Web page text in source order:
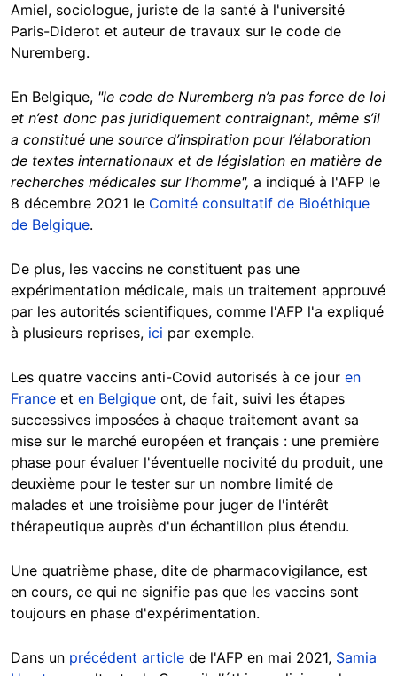
Amiel, sociologue, juriste de la santé à l'université
Paris-Diderot et auteur de travaux sur le code de
Nuremberg.
En Belgique, "le code de Nuremberg n’a pas force de loi
et n’est donc pas juridiquement contraignant, même s’il
a constitué une source d’inspiration pour l’élaboration
de textes internationaux et de législation en matière de
recherches médicales sur l’homme", a indiqué à l'AFP le
8 décembre 2021 le Comité consultatif de Bioéthique
de Belgique.
De plus, les vaccins ne constituent pas une
expérimentation médicale, mais un traitement approuvé
par les autorités scientifiques, comme l'AFP l'a expliqué
à plusieurs reprises, ici par exemple.
Les quatre vaccins anti-Covid autorisés à ce jour en
France et en Belgique ont, de fait, suivi les étapes
successives imposées à chaque traitement avant sa
mise sur le marché européen et français : une première
phase pour évaluer l'éventuelle nocivité du produit, une
deuxième pour le tester sur un nombre limité de
malades et une troisième pour juger de l'intérêt
thérapeutique auprès d'un échantillon plus étendu.
Une quatrième phase, dite de pharmacovigilance, est
en cours, ce qui ne signifie pas que les vaccins sont
toujours en phase d'expérimentation.
Dans un précédent article de l'AFP en mai 2021, Samia